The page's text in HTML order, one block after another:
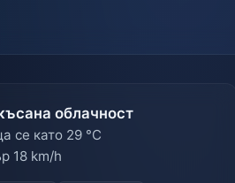
облачност
се като 29 °C
18 km/h